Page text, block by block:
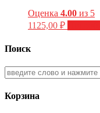
Оценка 4.00 из 5
1125,00 ₽
Поиск
Корзина